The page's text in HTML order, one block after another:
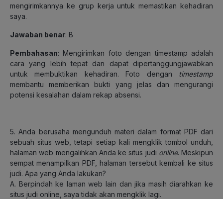
mengirimkannya ke grup kerja untuk memastikan kehadiran
saya.
Jawaban benar: B
Pembahasan: Mengirimkan foto dengan timestamp adalah
cara yang lebih tepat dan dapat dipertanggungjawabkan
untuk membuktikan kehadiran. Foto dengan timestamp
membantu memberikan bukti yang jelas dan mengurangi
potensi kesalahan dalam rekap absensi.
5. Anda berusaha mengunduh materi dalam format PDF dari
sebuah situs web, tetapi setiap kali mengklik tombol unduh,
halaman web mengalihkan Anda ke situs judi online. Meskipun
sempat menampilkan PDF, halaman tersebut kembali ke situs
judi. Apa yang Anda lakukan?
A. Berpindah ke laman web lain dan jika masih diarahkan ke
situs judi online, saya tidak akan mengklik lagi.